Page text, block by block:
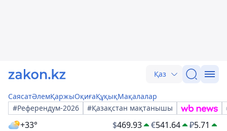
Қаз
СаясатӘлемҚаржыОқиғаҚұқықМақалалар
#Референдум-2026
#Қазақстан мақтанышы
+33° $469.93 €541.64 ₽5.71